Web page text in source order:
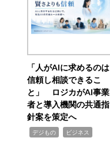
「人がAIに求めるのは
信頼し相談できるこ
と」 ロジカがAI事業
者と導入機関の共通指
針案を策定へ
デジもの ビジネス